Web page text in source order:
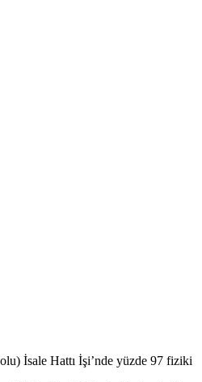
İsale Hattı İşi’nde yüzde 97 fiziki